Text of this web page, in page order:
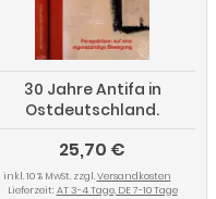
30 Jahre Antifa in
Ostdeutschland.
Perspektiven auf eine
eigenständige Bewegung
25,70 €
inkl. 10 % MwSt. zzgl.Versandkosten
Lieferzeit: AT 3-4 Tage, DE 7-10 Tage